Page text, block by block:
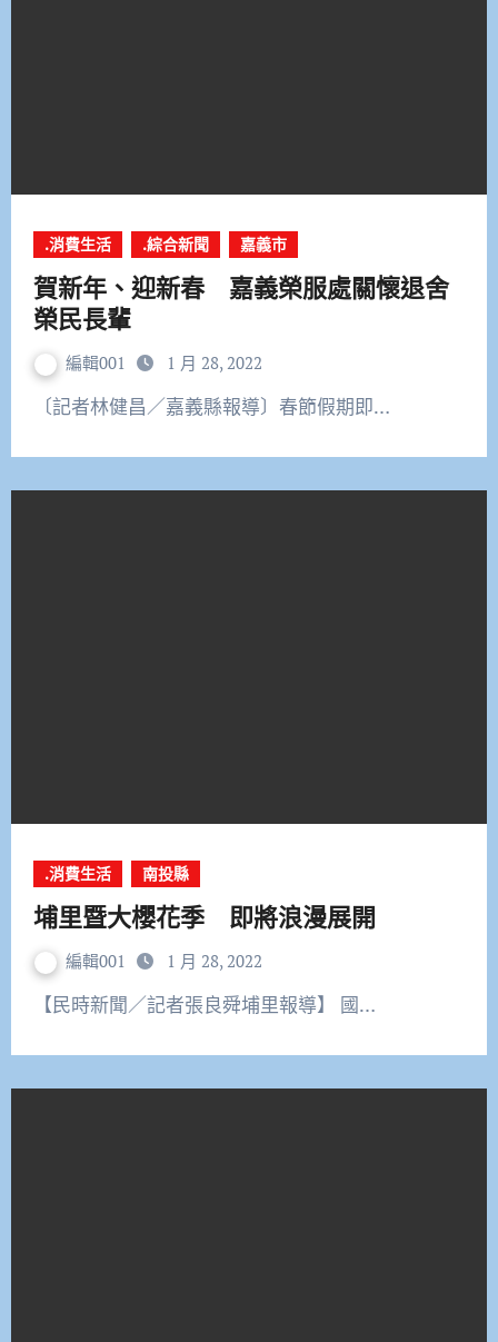
.消費生活 .綜合新聞 嘉義市
賀新年、迎新春 嘉義榮服處關懷退舍
榮民長輩
編輯001 1 月 28, 2022
〔記者林健昌／嘉義縣報導〕春節假期即…
.消費生活 南投縣
埔里暨大櫻花季 即將浪漫展開
編輯001 1 月 28, 2022
【民時新聞／記者張良舜埔里報導】 國…